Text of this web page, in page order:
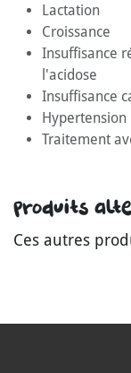
Lactation
Croissance
Insuffisance
l'acidose
Insuffisance
Hypertension
Traitement
Produits
Ces autres